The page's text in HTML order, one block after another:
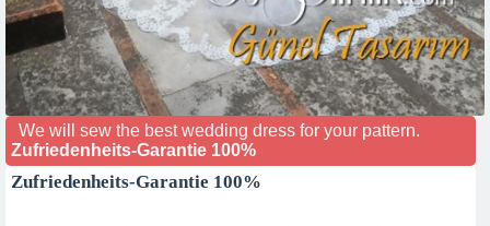
We will sew the best wedding dress for your pattern.
Zufriedenheits-Garantie 100%
Zufriedenheits-Garantie 100%